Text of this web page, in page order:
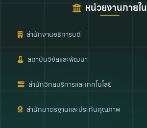
หน่วยงานภายใน
สำนักงานอธิการบดี
สถาบันวิจัยและพัฒนา
สำนักวิทยบริการและเทคโนโลยี
สำนักมาตรฐานและประกันคุณภาพ